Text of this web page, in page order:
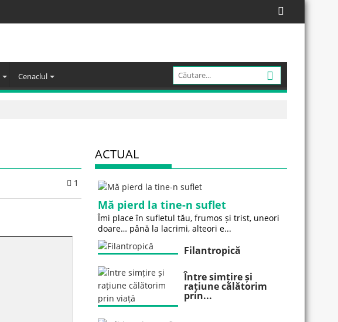
Cenaclul
1
ACTUAL
Mă pierd la tine-n suflet
Îmi place în sufletul tău, frumos și trist, uneori
doare… până la lacrimi, alteori e...
Filantropică
Între simțire și
rațiune călătorim
prin...